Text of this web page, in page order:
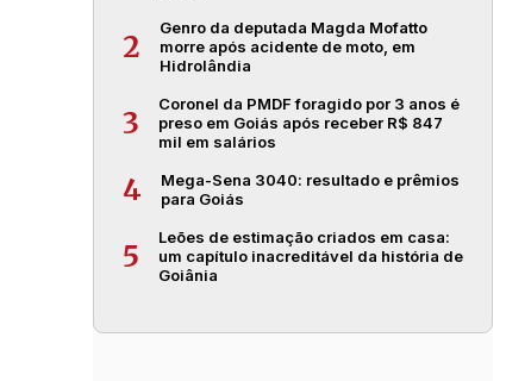
2
Genro da deputada Magda Mofatto
morre após acidente de moto, em
Hidrolândia
3
Coronel da PMDF foragido por 3 anos é
preso em Goiás após receber R$ 847
mil em salários
4
Mega-Sena 3040: resultado e prêmios
para Goiás
5
Leões de estimação criados em casa:
um capítulo inacreditável da história de
Goiânia